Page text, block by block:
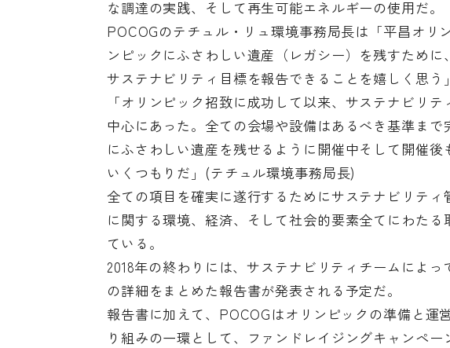
な調達の実践、そして再生可能エネルギーの使用だ。
POCOGのテチュル・リュ環境事務局長は「平昌オリ
ンピックにふさわしい遺産（レガシー）を残すため
サステナビリティ目標を報告できることを嬉しく思う
「オリンピック招致に成功して以来、サステナビリ
中心にあった。全ての会場や設備はあるべき基準ま
にふさわしい遺産を残せるように開催中そして開催
いくつもりだ」(テチュル環境事務局長)
全ての項目を確実に遂行するためにサステナビリテ
に関する環境、経済、そして社会的要素全てにわた
ている。
2018年の終わりには、サステナビリティチームによ
の詳細をまとめた報告書が発表される予定だ。
報告書に加えて、POCOGはオリンピックの準備と運
り組みの一環として、ファンドレイジングキャンペ